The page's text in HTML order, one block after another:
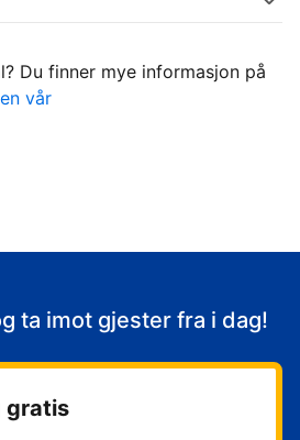
Du finner mye informasjon på
vår
ta imot gjester fra i dag!
gratis